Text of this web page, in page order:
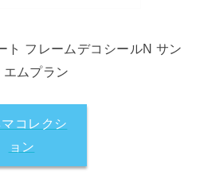
ト フレームデコシールN サン
エムプラン
マコレクシ
ョン